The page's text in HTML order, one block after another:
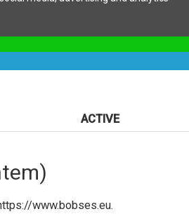
ACTIVE
www.bobses.eu.